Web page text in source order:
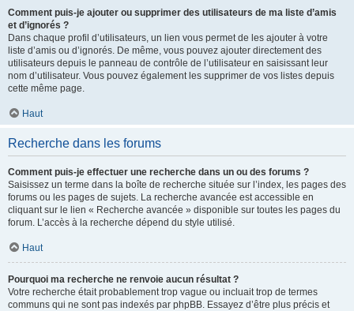
Comment puis-je ajouter ou supprimer des utilisateurs de ma liste d’amis
et d’ignorés ?
Dans chaque profil d’utilisateurs, un lien vous permet de les ajouter à votre
liste d’amis ou d’ignorés. De même, vous pouvez ajouter directement des
utilisateurs depuis le panneau de contrôle de l’utilisateur en saisissant leur
nom d’utilisateur. Vous pouvez également les supprimer de vos listes depuis
cette même page.
Haut
Recherche dans les forums
Comment puis-je effectuer une recherche dans un ou des forums ?
Saisissez un terme dans la boîte de recherche située sur l’index, les pages des
forums ou les pages de sujets. La recherche avancée est accessible en
cliquant sur le lien « Recherche avancée » disponible sur toutes les pages du
forum. L’accès à la recherche dépend du style utilisé.
Haut
Pourquoi ma recherche ne renvoie aucun résultat ?
Votre recherche était probablement trop vague ou incluait trop de termes
communs qui ne sont pas indexés par phpBB. Essayez d’être plus précis et